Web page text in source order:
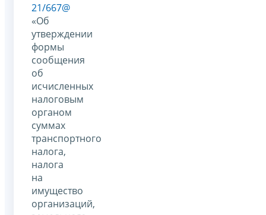
21/667@
«Об
утверждении
формы
сообщения
об
исчисленных
налоговым
органом
суммах
транспортного
налога,
налога
на
имущество
организаций,